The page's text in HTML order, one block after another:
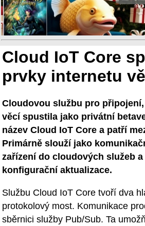
Cloud IoT Core
prvky internetu
Cloudovou službu pro
věcí spustila jako privátní
název Cloud IoT Core a patří
Primárně slouží jako
zařízení do cloudových služeb
konfigurační aktualizace.
Službu Cloud IoT Core tvoří dva
protokolový most. Komunikace
sběrnici služby Pub/Sub. Ta